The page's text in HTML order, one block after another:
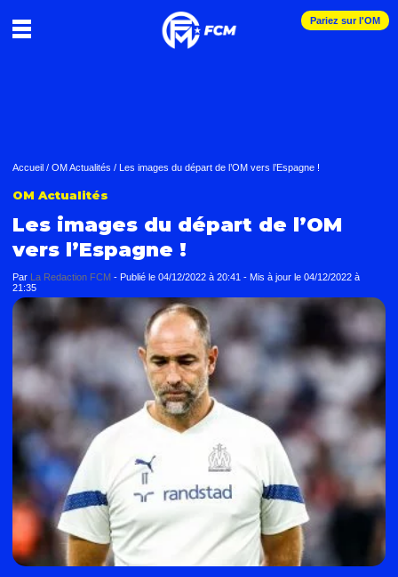
Pariez sur l'OM
Accueil / OM Actualités / Les images du départ de l’OM vers l’Espagne !
OM Actualités
Les images du départ de l’OM
vers l’Espagne !
Par La Redaction FCM - Publié le 04/12/2022 à 20:41 - Mis à jour le 04/12/2022 à
21:35